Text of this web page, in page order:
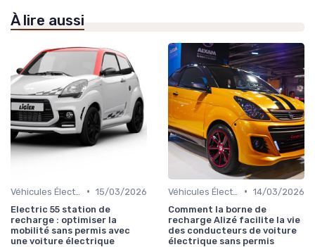
À lire aussi
• 15/03/2026
Electric 55 station de
recharge : optimiser la
mobilité sans permis avec
une voiture électrique
• 14/03/2026
Comment la borne de
recharge Alizé facilite la vie
des conducteurs de voiture
électrique sans permis